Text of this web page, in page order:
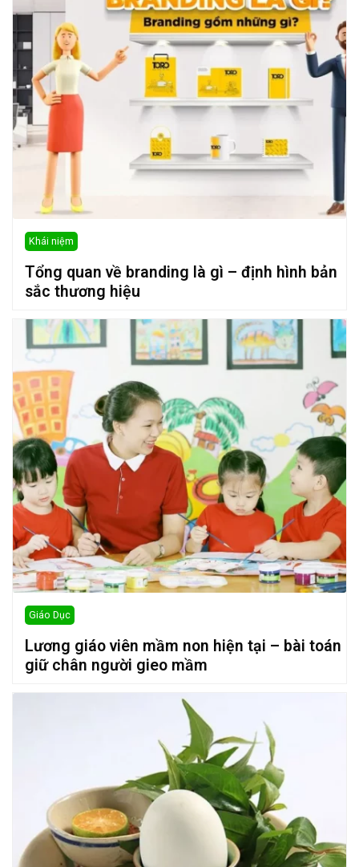
Khái niệm
Tổng quan về branding là gì – định hình bản
sắc thương hiệu
Giáo Dục
Lương giáo viên mầm non hiện tại – bài toán
giữ chân người gieo mầm